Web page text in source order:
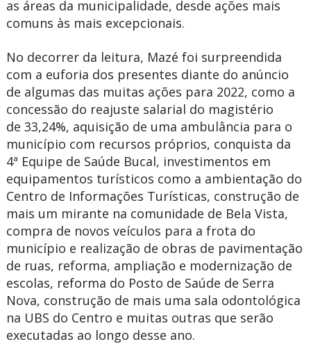
as áreas da municipalidade, desde ações mais
comuns às mais excepcionais.
No decorrer da leitura, Mazé foi surpreendida
com a euforia dos presentes diante do anúncio
de algumas das muitas ações para 2022, como a
concessão do reajuste salarial do magistério
de 33,24%, aquisição de uma ambulância para o
município com recursos próprios, conquista da
4ª Equipe de Saúde Bucal, investimentos em
equipamentos turísticos como a ambientação do
Centro de Informações Turísticas, construção de
mais um mirante na comunidade de Bela Vista,
compra de novos veículos para a frota do
município e realização de obras de pavimentação
de ruas, reforma, ampliação e modernização de
escolas, reforma do Posto de Saúde de Serra
Nova, construção de mais uma sala odontológica
na UBS do Centro e muitas outras que serão
executadas ao longo desse ano.